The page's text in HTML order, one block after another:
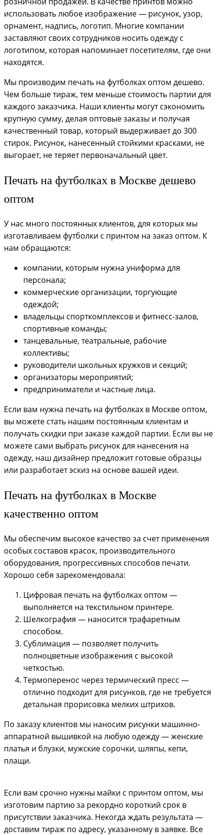
использовать любое изображение — рисунок, узор,
орнамент, надпись, логотип. Многие компании
заставляют своих сотрудников носить одежду с
логотипом, которая напоминает посетителям, где они
находятся.
Мы производим печать на футболках оптом дешево.
Чем больше тираж, тем меньше стоимость партии для
каждого заказчика. Наши клиенты могут сэкономить
крупную сумму, делая оптовые заказы и получая
качественный товар, который выдерживает до 300
стирок. Рисунок, нанесенный стойкими красками, не
выгорает, не теряет первоначальный цвет.
Печать на футболках в Москве дешево
оптом
У нас много постоянных клиентов, для которых мы
изготавливаем футболки с принтом на заказ оптом. К
нам обращаются:
компании, которым нужна униформа для
персонала;
коммерческие организации, торгующие
одеждой;
владельцы спорткомплексов и фитнесс-залов,
спортивные команды;
танцевальные, театральные, рабочие
коллективы;
руководители школьных кружков и секций;
организаторы мероприятий;
предприниматели и частные лица.
Если вам нужна печать на футболках в Москве оптом,
вы можете стать нашим постоянным клиентам и
получать скидки при заказе каждой партии. Если вы не
можете сами выбрать рисунок для нанесения на
одежду, наш дизайнер предложит готовые образцы
или разработает эскиз на основе вашей идеи.
Печать на футболках в Москве
качественно оптом
Мы обеспечим высокое качество за счет применения
особых составов красок, производительного
оборудования, прогрессивных способов печати.
Хорошо себя зарекомендовала:
Цифровая печать на футболках оптом —
выполняется на текстильном принтере.
Шелкография — наносится трафаретным
способом.
Сублимация — позволяет получить
полноцветные изображения с высокой
четкостью.
Термоперенос через термический пресс —
отлично подходит для рисунков, где не требуется
детальная прорисовка мелких штрихов.
По заказу клиентов мы наносим рисунки машинно-
аппаратной вышивкой на любую одежду — женские
платья и блузки, мужские сорочки, шляпы, кепи,
плащи.
Если вам срочно нужны майки с принтом оптом, мы
изготовим партию за рекордно короткий срок в
присутствии заказчика. Некогда ждать результата —
доставим тираж по адресу, указанному в заявке. Все